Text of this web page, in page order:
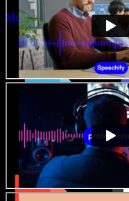
Mulai Studio